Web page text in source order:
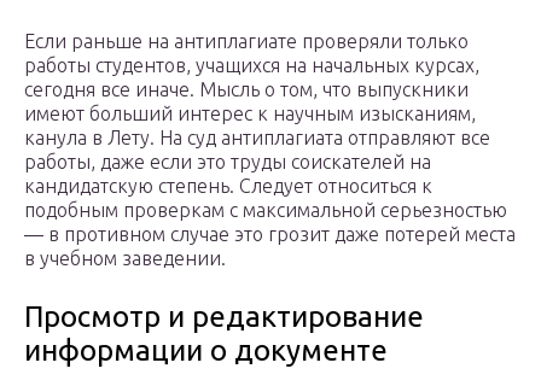
Если раньше на антиплагиате проверяли только
работы студентов, учащихся на начальных курсах,
сегодня все иначе. Мысль о том, что выпускники
имеют больший интерес к научным изысканиям,
канула в Лету. На суд антиплагиата отправляют все
работы, даже если это труды соискателей на
кандидатскую степень. Следует относиться к
подобным проверкам с максимальной серьезностью
— в противном случае это грозит даже потерей места
в учебном заведении.
Просмотр и редактирование
информации о документе